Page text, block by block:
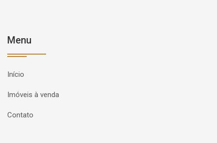
Menu
Início
Imóveis à venda
Contato